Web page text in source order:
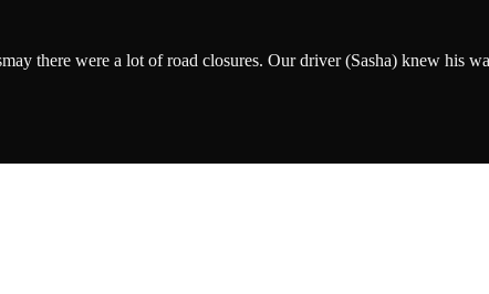
there were a lot of road closures. Our driver (Sasha) knew his